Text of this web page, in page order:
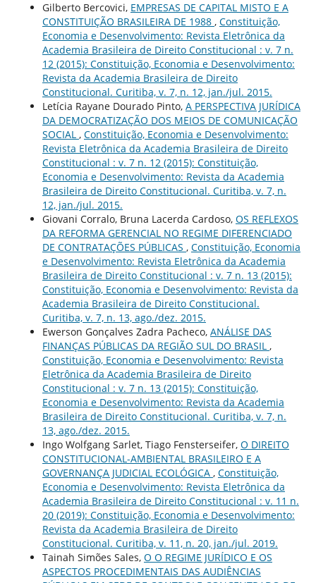
Gilberto Bercovici, EMPRESAS DE CAPITAL MISTO E A
CONSTITUIÇÃO BRASILEIRA DE 1988 , Constituição,
Economia e Desenvolvimento: Revista Eletrônica da
Academia Brasileira de Direito Constitucional : v. 7 n.
12 (2015): Constituição, Economia e Desenvolvimento:
Revista da Academia Brasileira de Direito
Constitucional. Curitiba, v. 7, n. 12, jan./jul. 2015.
Letícia Rayane Dourado Pinto, A PERSPECTIVA JURÍDICA
DA DEMOCRATIZAÇÃO DOS MEIOS DE COMUNICAÇÃO
SOCIAL , Constituição, Economia e Desenvolvimento:
Revista Eletrônica da Academia Brasileira de Direito
Constitucional : v. 7 n. 12 (2015): Constituição,
Economia e Desenvolvimento: Revista da Academia
Brasileira de Direito Constitucional. Curitiba, v. 7, n.
12, jan./jul. 2015.
Giovani Corralo, Bruna Lacerda Cardoso, OS REFLEXOS
DA REFORMA GERENCIAL NO REGIME DIFERENCIADO
DE CONTRATAÇÕES PÚBLICAS , Constituição, Economia
e Desenvolvimento: Revista Eletrônica da Academia
Brasileira de Direito Constitucional : v. 7 n. 13 (2015):
Constituição, Economia e Desenvolvimento: Revista da
Academia Brasileira de Direito Constitucional.
Curitiba, v. 7, n. 13, ago./dez. 2015.
Ewerson Gonçalves Zadra Pacheco, ANÁLISE DAS
FINANÇAS PÚBLICAS DA REGIÃO SUL DO BRASIL ,
Constituição, Economia e Desenvolvimento: Revista
Eletrônica da Academia Brasileira de Direito
Constitucional : v. 7 n. 13 (2015): Constituição,
Economia e Desenvolvimento: Revista da Academia
Brasileira de Direito Constitucional. Curitiba, v. 7, n.
13, ago./dez. 2015.
Ingo Wolfgang Sarlet, Tiago Fensterseifer, O DIREITO
CONSTITUCIONAL-AMBIENTAL BRASILEIRO E A
GOVERNANÇA JUDICIAL ECOLÓGICA , Constituição,
Economia e Desenvolvimento: Revista Eletrônica da
Academia Brasileira de Direito Constitucional : v. 11 n.
20 (2019): Constituição, Economia e Desenvolvimento:
Revista da Academia Brasileira de Direito
Constitucional. Curitiba, v. 11, n. 20, jan./jul. 2019.
Tainah Simões Sales, O O REGIME JURÍDICO E OS
ASPECTOS PROCEDIMENTAIS DAS AUDIÊNCIAS